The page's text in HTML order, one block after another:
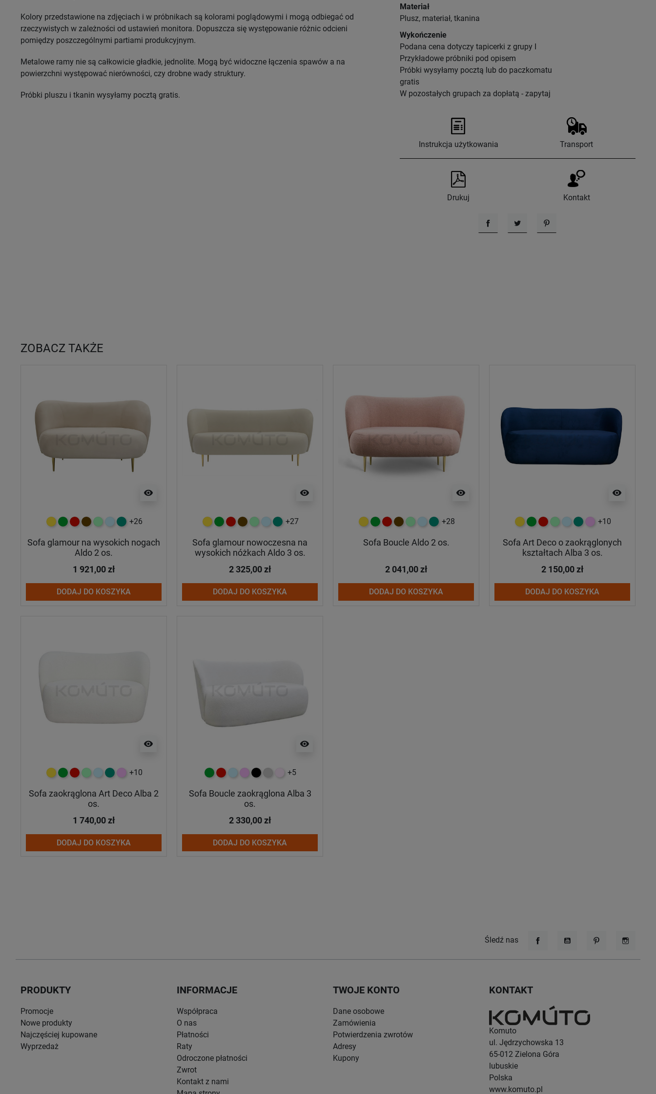
Kolory przedstawione na zdjęciach i w próbnikach są kolorami poglądowymi i mogą odbiegać od
rzeczywistych w zależności od ustawień monitora. Dopuszcza się występowanie różnic odcieni
pomiędzy poszczególnymi partiami produkcyjnym.
Metalowe ramy nie są całkowicie gładkie, jednolite. Mogą być widoczne łączenia spawów a na
powierzchni występować nierówności, czy drobne wady struktury.
Próbki pluszu i tkanin wysyłamy pocztą gratis.
Materiał
Plusz, materiał, tkanina
Wykończenie
Podana cena dotyczy tapicerki z grupy I
Przykładowe próbniki pod opisem
Próbki wysyłamy pocztą lub do paczkomatu
gratis
W pozostałych grupach za dopłatą - zapytaj
Instrukcja użytkowania Transport
Drukuj Kontakt
UdostępnijTweetujPinterest
ZOBACZ TAKŻE
visibility
żółtyzielonyczerwony
czekoladowy
miętowybłękitny
turkusowy
+26
Sofa glamour na wysokich nogach
Aldo 2 os.
1 921,00 zł
DODAJ DO KOSZYKA
visibility
żółtyzielonyczerwony
czekoladowy
miętowybłękitny
turkusowy
+27
Sofa glamour nowoczesna na
wysokich nóżkach Aldo 3 os.
2 325,00 zł
DODAJ DO KOSZYKA
visibility
żółtyzielonyczerwony
czekoladowy
miętowybłękitny
turkusowy
+28
Sofa Boucle Aldo 2 os.
2 041,00 zł
DODAJ DO KOSZYKA
visibility
żółtyzielonyczerwony
miętowybłękitnyturkusowy
różowy
+10
Sofa Art Deco o zaokrąglonych
kształtach Alba 3 os.
2 150,00 zł
DODAJ DO KOSZYKA
visibility
żółtyzielonyczerwony
miętowybłękitnyturkusowy
różowy
+10
Sofa zaokrąglona Art Deco Alba 2
os.
1 740,00 zł
DODAJ DO KOSZYKA
visibility
zielonyczerwony
błękitnyróżowy
czarnyjasnoszary
jasny róż
+5
Sofa Boucle zaokrąglona Alba 3
os.
2 330,00 zł
DODAJ DO KOSZYKA
Śledź nas
PRODUKTY
Promocje
Nowe produkty
Najczęściej kupowane
Wyprzedaż
INFORMACJE
Współpraca
O nas
Płatności
Raty
Odroczone płatności
Zwrot
Kontakt z nami
TWOJE KONTO
Dane osobowe
Zamówienia
Potwierdzenia zwrotów
Adresy
Kupony
KONTAKT
Komuto
ul. Jędrzychowska 13
65-012 Zielona Góra
lubuskie
Polska
www.komuto.pl